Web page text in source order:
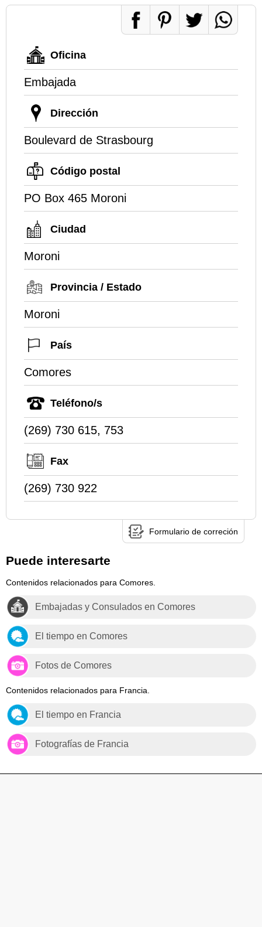
Oficina
Embajada
Dirección
Boulevard de Strasbourg
Código postal
PO Box 465 Moroni
Ciudad
Moroni
Provincia / Estado
Moroni
País
Comores
Teléfono/s
(269) 730 615, 753
Fax
(269) 730 922
Formulario de correción
Puede interesarte
Contenidos relacionados para Comores.
Embajadas y Consulados en Comores
El tiempo en Comores
Fotos de Comores
Contenidos relacionados para Francia.
El tiempo en Francia
Fotografías de Francia